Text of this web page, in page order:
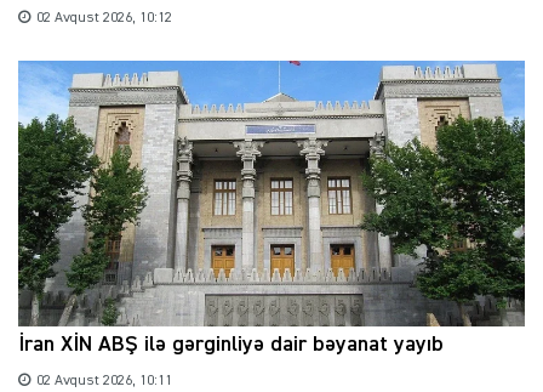
02 Avqust 2026, 10:12
İran XİN ABŞ ilə gərginliyə dair bəyanat yayıb
02 Avqust 2026, 10:11